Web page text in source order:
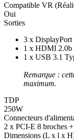
Compatible VR
Oui
Sorties
3 x DisplayPort
1 x HDMI 2.0b
1 x USB 3.1
Remarque :
maximum.
TDP
250W
Connecteurs
2 x PCI-E 8 broches
Dimensions (L x l x